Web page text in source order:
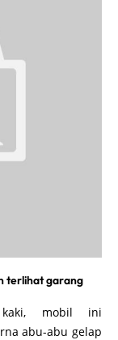
terlihat garang
mobil ini
abu-abu gelap